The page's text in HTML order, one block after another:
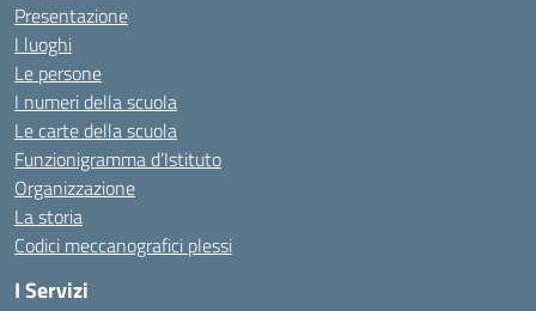
Presentazione
I luoghi
Le persone
I numeri della scuola
Le carte della scuola
Funzionigramma d’Istituto
Organizzazione
La storia
Codici meccanografici plessi
I Servizi